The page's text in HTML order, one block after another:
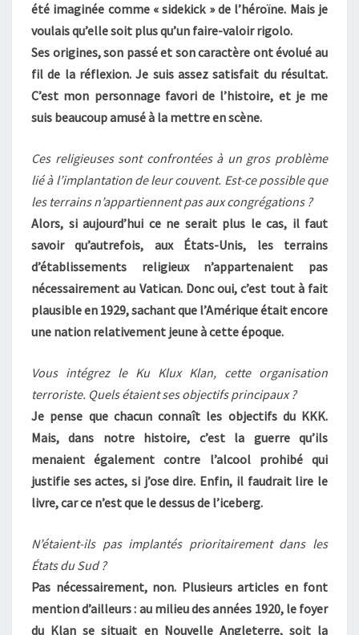
été imaginée comme « sidekick » de l’héroïne. Mais je
voulais qu’elle soit plus qu’un faire-valoir rigolo.
Ses origines, son passé et son caractère ont évolué au
fil de la réflexion. Je suis assez satisfait du résultat.
C’est mon personnage favori de l’histoire, et je me
suis beaucoup amusé à la mettre en scène.
Ces religieuses sont confrontées à un gros problème
lié à l’implantation de leur couvent. Est-ce possible que
les terrains n’appartiennent pas aux congrégations ?
Alors, si aujourd’hui ce ne serait plus le cas, il faut
savoir qu’autrefois, aux États-Unis, les terrains
d’établissements religieux n’appartenaient pas
nécessairement au Vatican. Donc oui, c’est tout à fait
plausible en 1929, sachant que l’Amérique était encore
une nation relativement jeune à cette époque.
Vous intégrez le Ku Klux Klan, cette organisation
terroriste. Quels étaient ses objectifs principaux ?
Je pense que chacun connaît les objectifs du KKK.
Mais, dans notre histoire, c’est la guerre qu’ils
menaient également contre l’alcool prohibé qui
justifie ses actes, si j’ose dire. Enfin, il faudrait lire le
livre, car ce n’est que le dessus de l’iceberg.
N’étaient-ils pas implantés prioritairement dans les
États du Sud ?
Pas nécessairement, non. Plusieurs articles en font
mention d’ailleurs : au milieu des années 1920, le foyer
du Klan se situait en Nouvelle Angleterre, soit la